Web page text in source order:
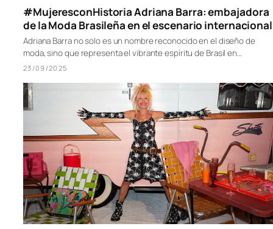
#MujeresconHistoria Adriana Barra: embajadora
de la Moda Brasileña en el escenario internacional
Adriana Barra no solo es un nombre reconocido en el diseño de
moda, sino que representa el vibrante espíritu de Brasil en…
23/09/2025